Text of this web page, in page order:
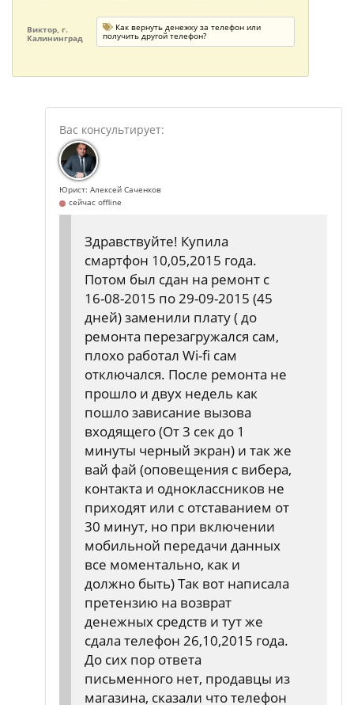
Виктор, г.
Калининград
Как вернуть денежку за телефон или
получить другой телефон?
Юрист: Алексей Саченков
сейчас offline
Здравствуйте! Купила
смартфон 10,05,2015 года.
Потом был сдан на ремонт с
16-08-2015 по 29-09-2015 (45
дней) заменили плату ( до
ремонта перезагружался сам,
плохо работал Wi-fi сам
отключался. После ремонта не
прошло и двух недель как
пошло зависание вызова
входящего (От 3 сек до 1
минуты черный экран) и так же
вай фай (оповещения с вибера,
контакта и одноклассников не
приходят или с отставанием от
30 минут, но при включении
мобильной передачи данных
все моментально, как и
должно быть) Так вот написала
претензию на возврат
денежных средств и тут же
сдала телефон 26,10,2015 года.
До сих пор ответа
письменного нет, продавцы из
магазина, сказали что телефон